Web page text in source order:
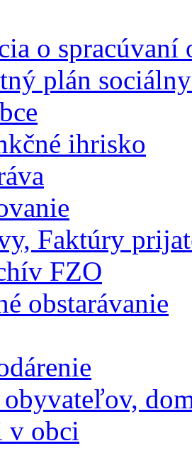
o spracúvaní
plán
ihrisko
Faktúry
FZO
obstarávanie
obyvateľov,
v obci